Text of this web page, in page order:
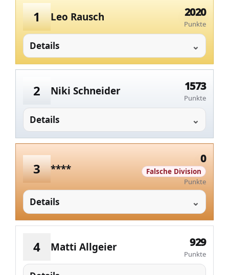
1 Leo Rausch 2020
Punkte
Details
2 Niki Schneider 1573
Punkte
Details
3 ****
0
Falsche Division
Punkte
Details
4 Matti Allgeier 929
Punkte